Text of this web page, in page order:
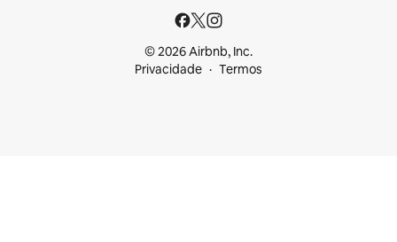
© 2026 Airbnb, Inc.
Privacidade
Termos